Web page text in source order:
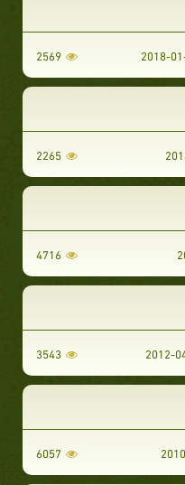
2569
2265
4716
3543
6057